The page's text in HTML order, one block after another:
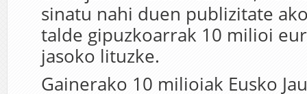
sinatu nahi duen publizitate
talde gipuzkoarrak 10 milioi
jasoko lituzke.
Gainerako 10 milioiak Eusko